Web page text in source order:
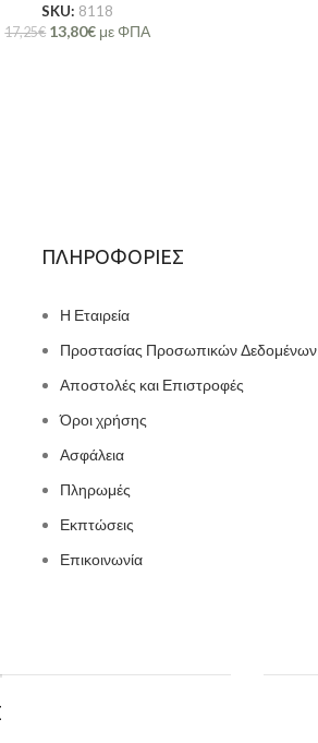
SKU: 8118
17,25€ 13,80€ με ΦΠΑ
ΠΛΗΡΟΦΟΡΙΕΣ
Η Εταιρεία
Προστασίας Προσωπικών Δεδομένων
Αποστολές και Επιστροφές
Όροι χρήσης
Ασφάλεια
Πληρωμές
Εκπτώσεις
Επικοινωνία